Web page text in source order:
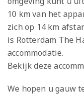
10 km van het
zich op 14 km
is Rotterdam The
accommodatie.
Bekijk deze
We hopen u gauw